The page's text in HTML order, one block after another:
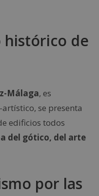
histórico de
Málaga, es
se presenta
edificios todos
del gótico, del arte
por las